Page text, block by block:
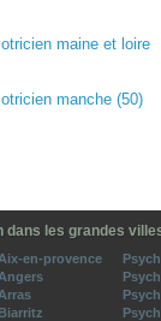
maine et loire
manche (50)
dans les grandes
en-provence